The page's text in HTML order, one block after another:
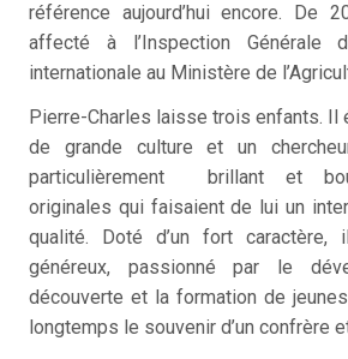
référence aujourd’hui encore. De
affecté à l’Inspection Générale
internationale au Ministère de
Pierre-Charles laisse trois enfants. Il
de grande culture et un
particulièrement brillant et
originales qui faisaient de lui un
qualité. Doté d’un fort caractère,
généreux, passionné par le
découverte et la formation de
longtemps le souvenir d’un confrère